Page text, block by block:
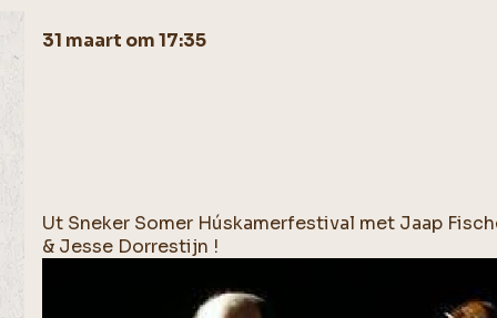
31 maart om 17:35
Ut Sneker Somer Húskamerfestival met Jaap
& Jesse Dorrestijn !